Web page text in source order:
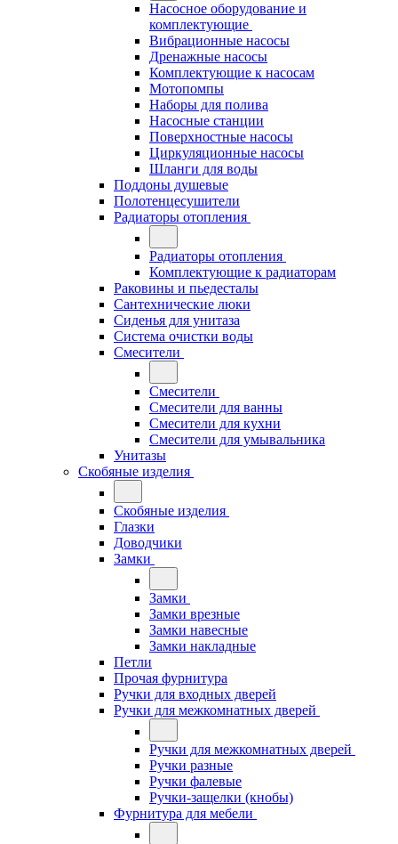
Насосное оборудование и
комплектующие
Вибрационные насосы
Дренажные насосы
Комплектующие к насосам
Мотопомпы
Наборы для полива
Насосные станции
Поверхностные насосы
Циркуляционные насосы
Шланги для воды
Поддоны душевые
Полотенцесушители
Радиаторы отопления
Радиаторы отопления
Комплектующие к радиаторам
Раковины и пьедесталы
Сантехнические люки
Сиденья для унитаза
Система очистки воды
Смесители
Смесители
Смесители для ванны
Смесители для кухни
Смесители для умывальника
Унитазы
Скобяные изделия
Скобяные изделия
Глазки
Доводчики
Замки
Замки
Замки врезные
Замки навесные
Замки накладные
Петли
Прочая фурнитура
Ручки для входных дверей
Ручки для межкомнатных дверей
Ручки для межкомнатных дверей
Ручки разные
Ручки фалевые
Ручки-защелки (кнобы)
Фурнитура для мебели